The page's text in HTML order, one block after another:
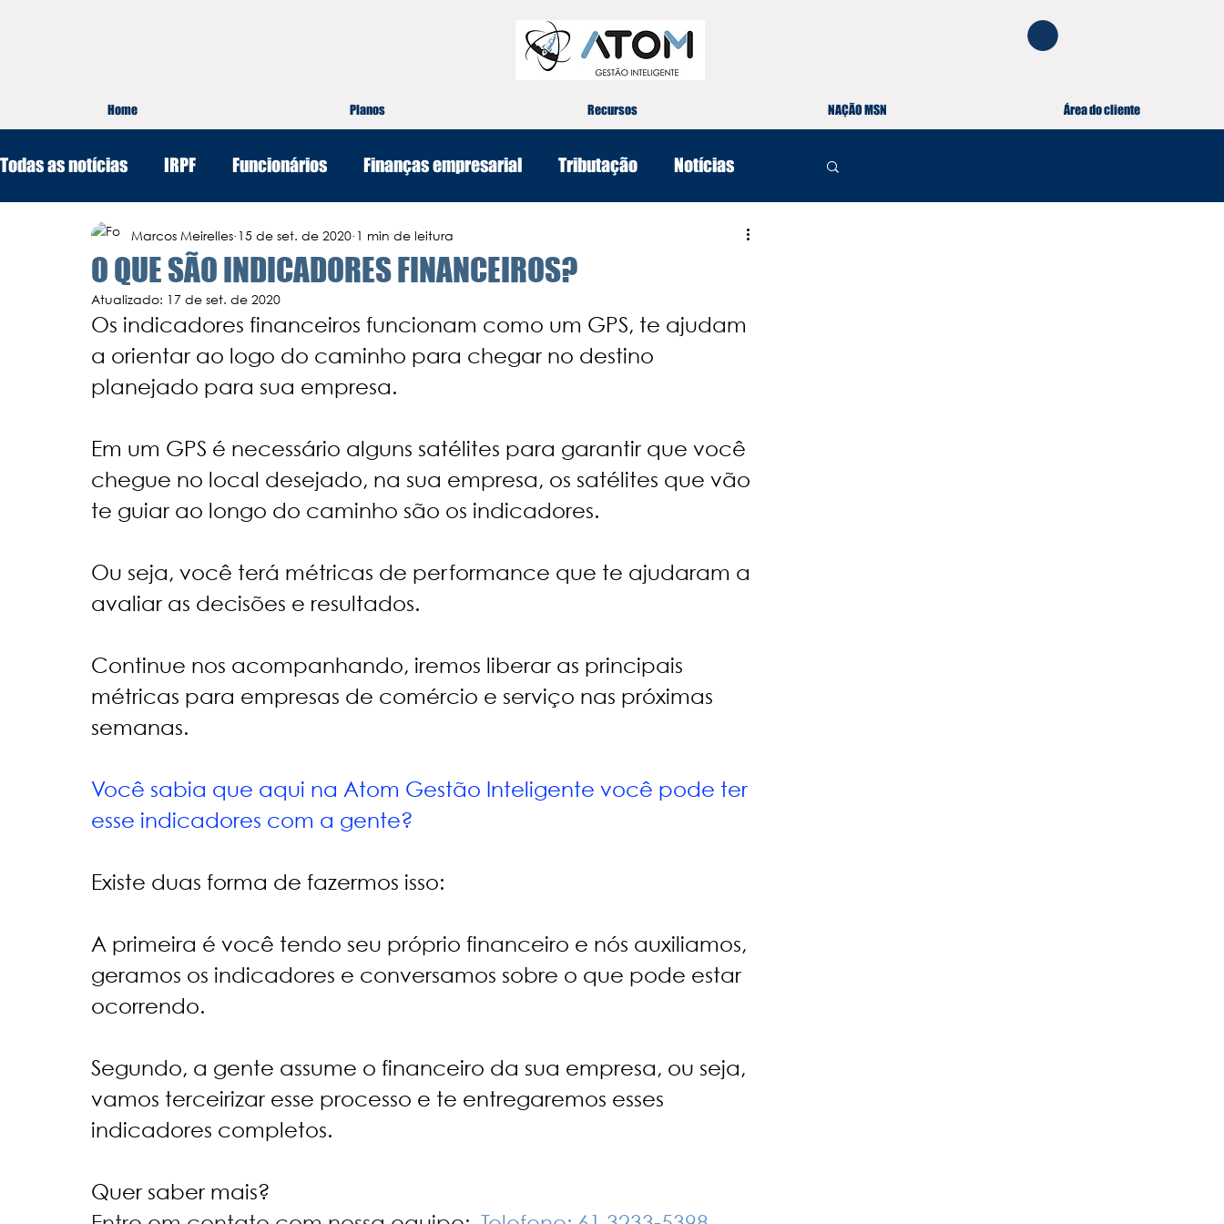
Home Planos Recursos NAÇÃO MSN Área do cliente
Todas as notícias IRPF Funcionários Finanças empresarial Tributação Notícias
Marketing e Vendas Gestão
O QUE SÃO INDICADORES FINANCEIROS?
Marcos Meirelles 15 de set. de 2020 1 min de leitura
Atualizado: 17 de set. de 2020
Os indicadores financeiros funcionam como um GPS, te ajudam
a orientar ao logo do caminho para chegar no destino
planejado para sua empresa.
Em um GPS é necessário alguns satélites para garantir que você
chegue no local desejado, na sua empresa, os satélites que vão
te guiar ao longo do caminho são os indicadores.
Ou seja, você terá métricas de performance que te ajudaram a
avaliar as decisões e resultados.
Continue nos acompanhando, iremos liberar as principais
métricas para empresas de comércio e serviço nas próximas
semanas.
Você sabia que aqui na Atom Gestão Inteligente você pode ter
esse indicadores com a gente?
Existe duas forma de fazermos isso:
A primeira é você tendo seu próprio financeiro e nós auxiliamos,
geramos os indicadores e conversamos sobre o que pode estar
ocorrendo.
Segundo, a gente assume o financeiro da sua empresa, ou seja,
vamos terceirizar esse processo e te entregaremos esses
indicadores completos.
Quer saber mais?